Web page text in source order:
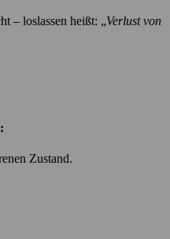
– loslassen heißt: „Verlust von
Zustand.